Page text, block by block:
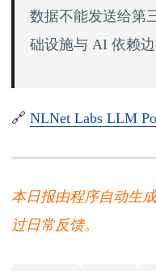
数据不能发送给第
础设施与 AI 依赖边
🔗 NLNet Labs LLM
本日报由程序自动生
过日常反馈。